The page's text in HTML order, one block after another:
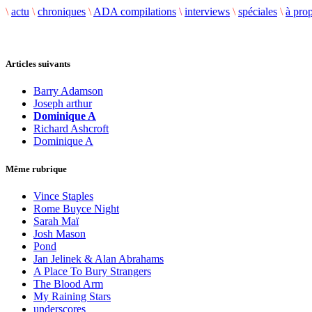
\ actu \ chroniques \ ADA compilations \ interviews \ spéciales \ à
Articles suivants
Barry Adamson
Joseph arthur
Dominique A
Richard Ashcroft
Dominique A
Même rubrique
Vince Staples
Rome Buyce Night
Sarah Maï
Josh Mason
Pond
Jan Jelinek & Alan Abrahams
A Place To Bury Strangers
The Blood Arm
My Raining Stars
underscores